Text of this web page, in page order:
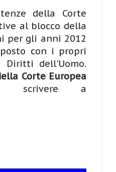
della Corte
al blocco della
per gli anni 2012
con i propri
dell'Uomo.
Corte Europea
scrivere a